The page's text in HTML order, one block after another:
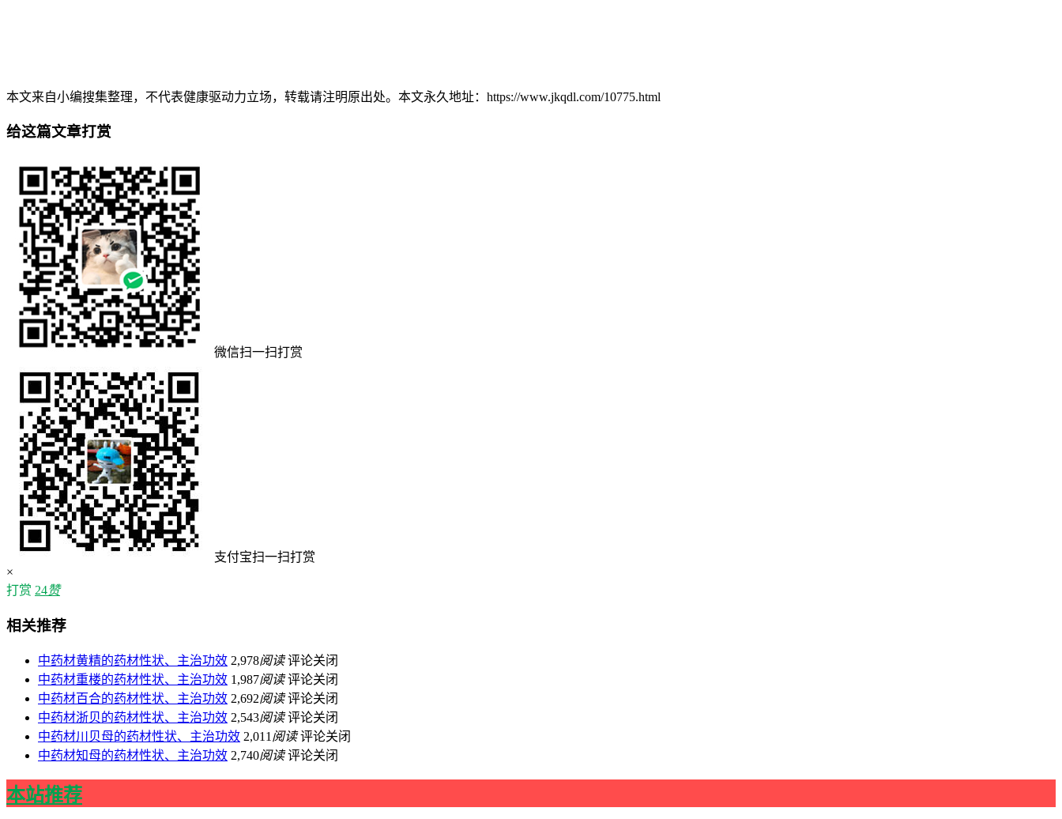
本文来自小编搜集整理，不代表健康驱动力立场，转载请注明原出处。本文永久地址：https://www.jkqdl.com/10775.html
给这篇文章打赏
微信扫一扫打赏
支付宝扫一扫打赏
×
打赏 24赞
相关推荐
中药材黄精的药材性状、主治功效 2,978阅读 评论关闭
中药材重楼的药材性状、主治功效 1,987阅读 评论关闭
中药材百合的药材性状、主治功效 2,692阅读 评论关闭
中药材浙贝的药材性状、主治功效 2,543阅读 评论关闭
中药材川贝母的药材性状、主治功效 2,011 阅读 评论关闭
中药材知母的药材性状、主治功效 2,740阅读 评论关闭
本站推荐